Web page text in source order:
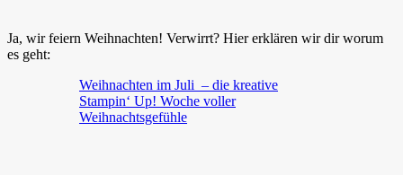
Ja, wir feiern Weihnachten! Verwirrt? Hier erklären wir dir worum
es geht:
Weihnachten im Juli – die kreative
Stampin‘ Up! Woche voller
Weihnachtsgefühle